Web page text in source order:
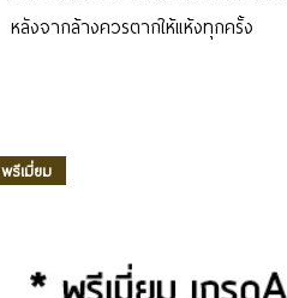
หลังจากล้างควรตากให้แห้งทุกครั้ง
พรีเมี่ยม